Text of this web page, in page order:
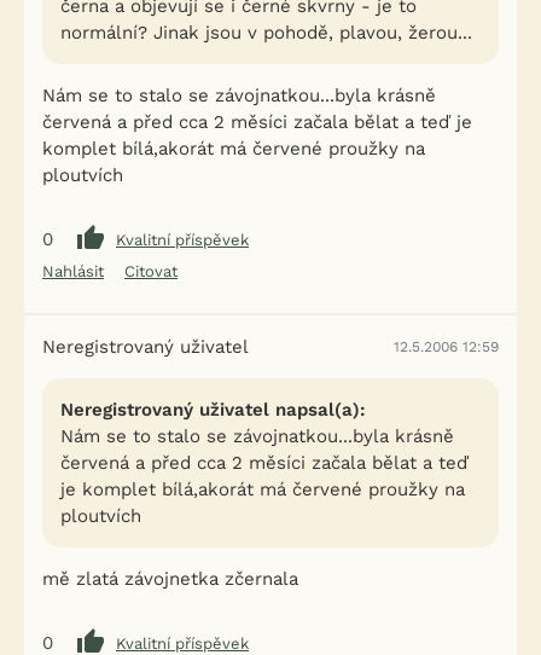
černa a objevují se i černé skvrny - je to
normální? Jinak jsou v pohodě, plavou, žerou...
Nám se to stalo se závojnatkou...byla krásně
červená a před cca 2 měsíci začala bělat a teď je
komplet bílá,akorát má červené proužky na
ploutvích
0
Kvalitní příspěvek
Nahlásit
Citovat
Neregistrovaný uživatel 12.5.2006 12:59
Neregistrovaný uživatel napsal(a):
Nám se to stalo se závojnatkou...byla krásně
červená a před cca 2 měsíci začala bělat a teď
je komplet bílá,akorát má červené proužky na
ploutvích
mě zlatá závojnetka zčernala
0
Kvalitní příspěvek